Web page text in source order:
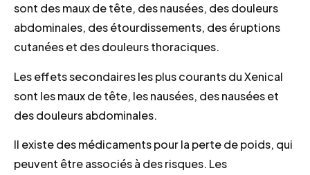
sont des maux de tête, des nausées, des douleurs
abdominales, des étourdissements, des éruptions
cutanées et des douleurs thoraciques.
Les effets secondaires les plus courants du Xenical
sont les maux de tête, les nausées, des nausées et
des douleurs abdominales.
Il existe des médicaments pour la perte de poids, qui
peuvent être associés à des risques. Les